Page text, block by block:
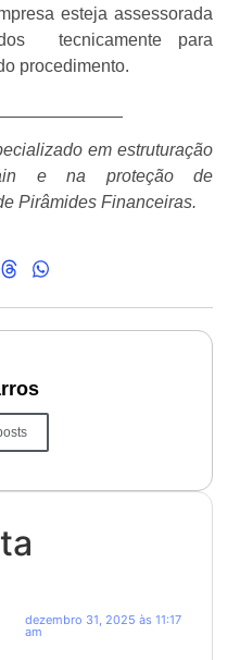
esteja assessorada
tecnicamente para
procedimento.
em estruturação
e na proteção de
Pirâmides Financeiras.
dezembro 31, 2025 às 11:17
am